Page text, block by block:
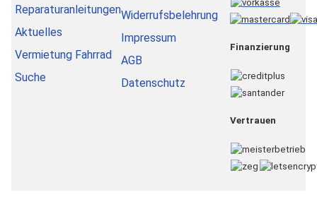
Reparaturanleitungen
Aktuelles
Vermietung Fahrrad
Suche
Widerrufsbelehrung
Impressum
AGB
Datenschutz
Finanzierung
Vertrauen